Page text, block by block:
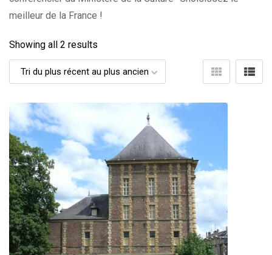
meilleur de la France !
Showing all 2 results